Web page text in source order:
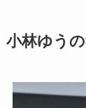
小林ゆう